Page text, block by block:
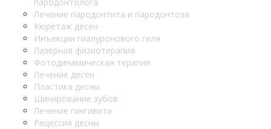
Лечение пародонтита и пародонтоза
Кюретаж десен
Инъекции гиалуронового геля
Лазерная физиотерапия
Фотодинамическая терапия
Лечение десен
Пластика десны
Шинирование зубов
Лечение гингивита
Рецессия десны